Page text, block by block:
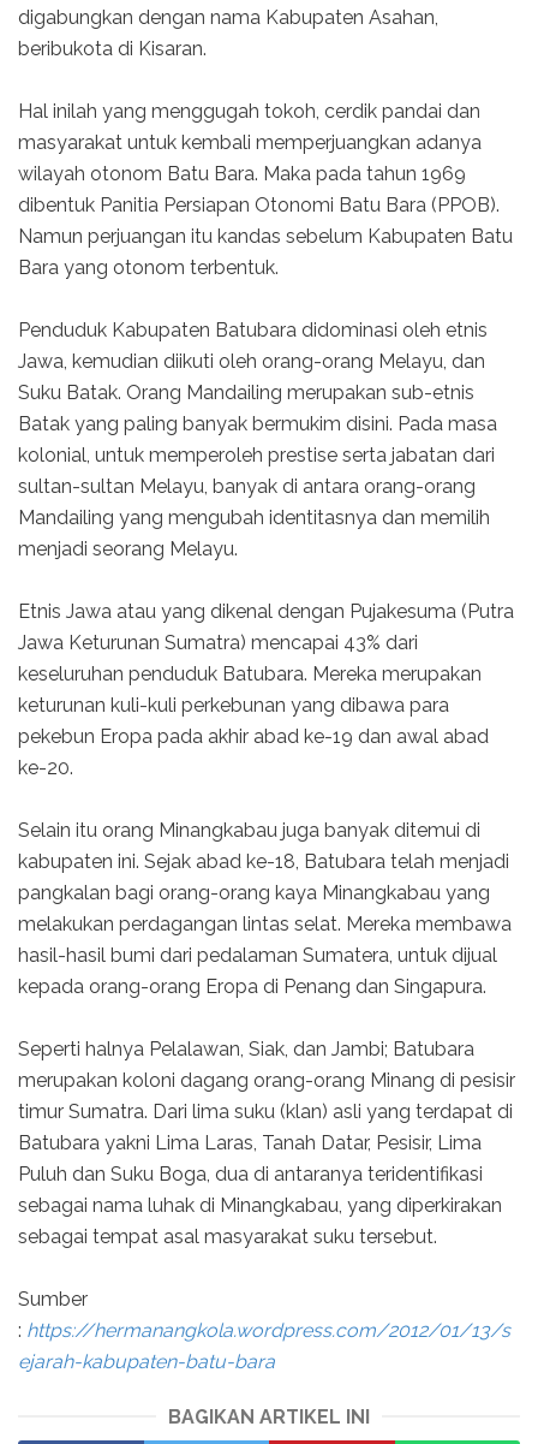
digabungkan dengan nama Kabupaten Asahan,
beribukota di Kisaran.
Hal inilah yang menggugah tokoh, cerdik pandai dan
masyarakat untuk kembali memperjuangkan adanya
wilayah otonom Batu Bara. Maka pada tahun 1969
dibentuk Panitia Persiapan Otonomi Batu Bara (PPOB).
Namun perjuangan itu kandas sebelum Kabupaten Batu
Bara yang otonom terbentuk.
Penduduk Kabupaten Batubara didominasi oleh etnis
Jawa, kemudian diikuti oleh orang-orang Melayu, dan
Suku Batak. Orang Mandailing merupakan sub-etnis
Batak yang paling banyak bermukim disini. Pada masa
kolonial, untuk memperoleh prestise serta jabatan dari
sultan-sultan Melayu, banyak di antara orang-orang
Mandailing yang mengubah identitasnya dan memilih
menjadi seorang Melayu.
Etnis Jawa atau yang dikenal dengan Pujakesuma (Putra
Jawa Keturunan Sumatra) mencapai 43% dari
keseluruhan penduduk Batubara. Mereka merupakan
keturunan kuli-kuli perkebunan yang dibawa para
pekebun Eropa pada akhir abad ke-19 dan awal abad
ke-20.
Selain itu orang Minangkabau juga banyak ditemui di
kabupaten ini. Sejak abad ke-18, Batubara telah menjadi
pangkalan bagi orang-orang kaya Minangkabau yang
melakukan perdagangan lintas selat. Mereka membawa
hasil-hasil bumi dari pedalaman Sumatera, untuk dijual
kepada orang-orang Eropa di Penang dan Singapura.
Seperti halnya Pelalawan, Siak, dan Jambi; Batubara
merupakan koloni dagang orang-orang Minang di pesisir
timur Sumatra. Dari lima suku (klan) asli yang terdapat di
Batubara yakni Lima Laras, Tanah Datar, Pesisir, Lima
Puluh dan Suku Boga, dua di antaranya teridentifikasi
sebagai nama luhak di Minangkabau, yang diperkirakan
sebagai tempat asal masyarakat suku tersebut.
Sumber
: https://hermanangkola.wordpress.com/2012/01/13/s
ejarah-kabupaten-batu-bara
BAGIKAN ARTIKEL INI